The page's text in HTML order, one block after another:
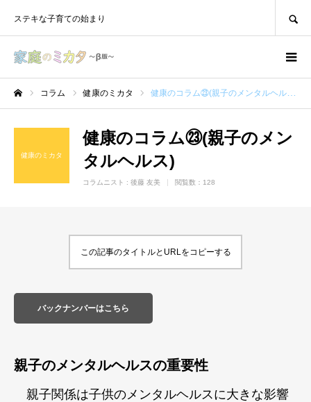
ステキな子育ての始まり
コラム 健康のミカタ 健康のコラム㉓(親子のメンタルヘルス)
健康のミカタ
健康のコラム㉓(親子のメン
タルヘルス)
コラムニスト : 後藤 友美 閲覧数：128
この記事のタイトルとURLをコピーする
バックナンバーはこちら
親子のメンタルヘルスの重要性
親子関係は子供のメンタルヘルスに大きな影響